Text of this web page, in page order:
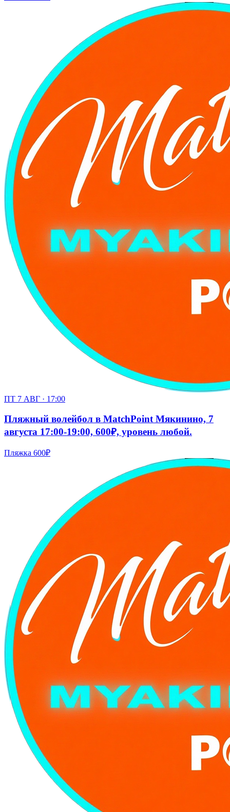
ПТ 7 АВГ · 17:00
Пляжный волейбол в MatchPoint Мякинино, 7
августа 17:00-19:00, 600₽, уровень любой.
Пляжка 600₽